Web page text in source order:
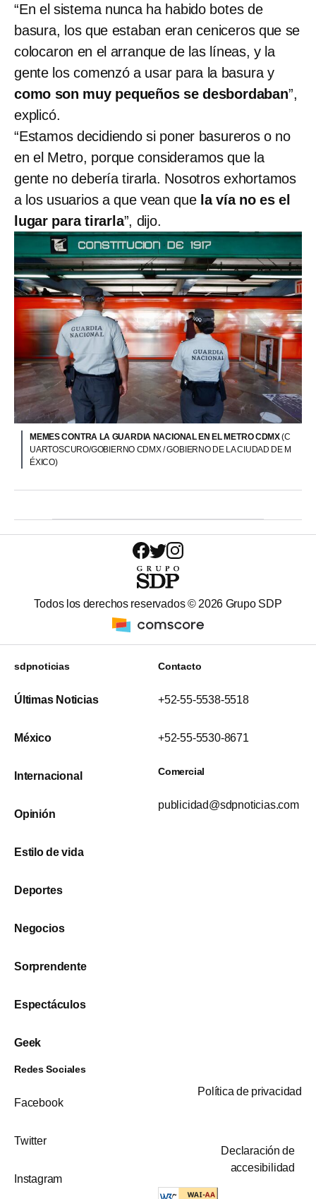
“En el sistema nunca ha habido botes de
basura, los que estaban eran ceniceros que se
colocaron en el arranque de las líneas, y la
gente los comenzó a usar para la basura y
como son muy pequeños se desbordaban”,
explicó.
“Estamos decidiendo si poner basureros o no
en el Metro, porque consideramos que la
gente no debería tirarla. Nosotros exhortamos
a los usuarios a que vean quela vía no es el
lugar para tirarla”, dijo.
MEMES CONTRA LA GUARDIA NACIONAL EN EL METRO CDMX(C
UARTOSCURO/GOBIERNO CDMX / GOBIERNO DE LA CIUDAD DE M
ÉXICO)
Todos los derechos reservados ©2026 Grupo SDP
sdpnoticias
Últimas Noticias
México
Internacional
Opinión
Estilo de vida
Deportes
Negocios
Sorprendente
Espectáculos
Geek
Contacto
+52-55-5538-5518
+52-55-5530-8671
Comercial
publicidad@sdpnoticias.com
Redes Sociales
Facebook
Twitter
Instagram
Política de privacidad
Declaración de
accesibilidad